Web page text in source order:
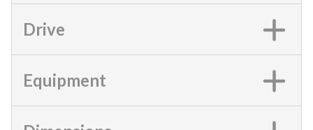
Drive
Equipment